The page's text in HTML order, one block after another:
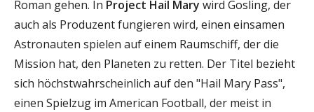
Roman gehen. In Project Hail Mary wird Gosling, der
auch als Produzent fungieren wird, einen einsamen
Astronauten spielen auf einem Raumschiff, der die
Mission hat, den Planeten zu retten. Der Titel bezieht
sich höchstwahrscheinlich auf den "Hail Mary Pass",
einen Spielzug im American Football, der meist in